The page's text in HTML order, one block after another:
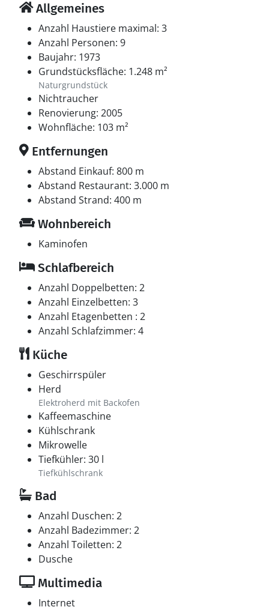
Allgemeines
Anzahl Haustiere maximal: 3
Anzahl Personen: 9
Baujahr: 1973
Grundstücksfläche: 1.248 m²
Naturgrundstück
Nichtraucher
Renovierung: 2005
Wohnfläche: 103 m²
Entfernungen
Abstand Einkauf: 800 m
Abstand Restaurant: 3.000 m
Abstand Strand: 400 m
Wohnbereich
Kaminofen
Schlafbereich
Anzahl Doppelbetten: 2
Anzahl Einzelbetten: 3
Anzahl Etagenbetten : 2
Anzahl Schlafzimmer: 4
Küche
Geschirrspüler
Herd
Elektroherd mit Backofen
Kaffeemaschine
Kühlschrank
Mikrowelle
Tiefkühler: 30 l
Tiefkühlschrank
Bad
Anzahl Duschen: 2
Anzahl Badezimmer: 2
Anzahl Toiletten: 2
Dusche
Multimedia
Internet